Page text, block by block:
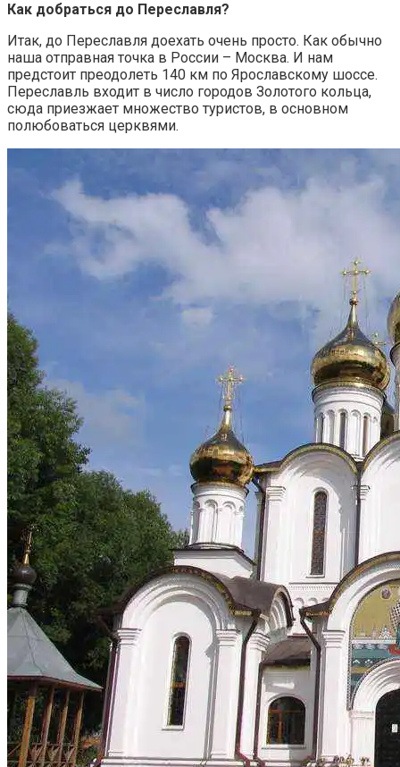
Как добраться до Переславля?
Итак, до Переславля доехать очень просто. Как обычно
наша отправная точка в России – Москва. И нам
предстоит преодолеть 140 км по Ярославскому шоссе.
Переславль входит в число городов Золотого кольца,
сюда приезжает множество туристов, в основном
полюбоваться церквями.